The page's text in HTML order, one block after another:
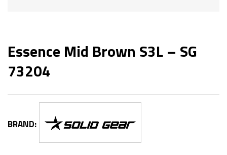
Essence Mid Brown S3L – SG
73204
BRAND: